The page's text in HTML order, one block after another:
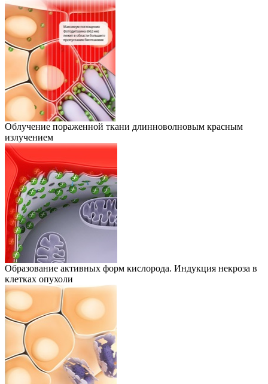
Облучение пораженной ткани длинноволновым красным
излучением
Образование активных форм кислорода. Индукция некроза в
клетках опухоли